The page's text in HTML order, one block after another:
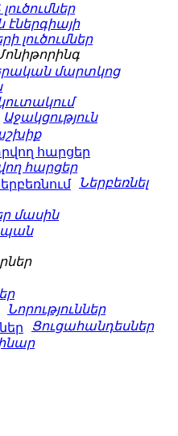
էներգիայի
լուծումներ
մարտկոց
Աջակցություն
հարցեր
Ներբեռնել
մասին
Նորություններ
Ցուցահանդեսներ